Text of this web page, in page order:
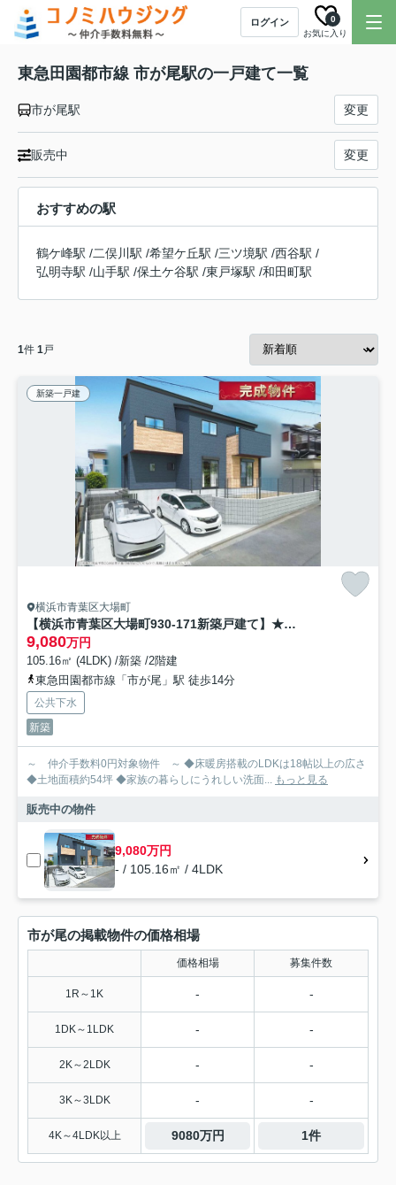
ログイン
お気に入り
0
東急田園都市線 市が尾駅の一戸建て一覧
市が尾駅 変更
販売中 変更
おすすめの駅
鶴ケ峰駅 /二俣川駅 /希望ケ丘駅 /三ツ境駅 /西谷駅 /
弘明寺駅 /山手駅 /保土ケ谷駅 /東戸塚駅 /和田町駅
1件 1戸
新築一戸建
横浜市青葉区大場町
【横浜市青葉区大場町930-171新築戸建て】★仲介手数料無料★（市が尾小学校・もえぎ野中学校）
9,080万円
105.16㎡ (4LDK) /新築 /2階建
東急田園都市線「市が尾」駅 徒歩14分
公共下水
新築
～ 仲介手数料0円対象物件 ～ ◆床暖房搭載のLDKは18帖以上の広さ
◆土地面積約54坪 ◆家族の暮らしにうれしい洗面... もっと見る
販売中の物件
9,080万円
- / 105.16㎡ / 4LDK
市が尾の掲載物件の価格相場
価格相場 募集件数
1R～1K - -
1DK～1LDK - -
2K～2LDK - -
3K～3LDK - -
4K～4LDK以上 9080万円 1件